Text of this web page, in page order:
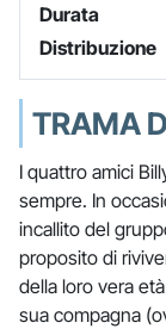
Durata
Distribuzione
TRAMA
I quattro amici
sempre. In
incallito del
proposito di
della loro vera
sua compagna